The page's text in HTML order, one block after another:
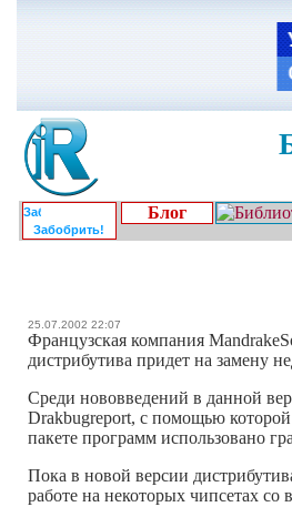
Забобрить!
Блог
25.07.2002 22:07
Французская компания
дистрибутива придет на замену
Среди нововведений в данной
Drakbugreport, с помощью которой
пакете программ использовано
Пока в новой версии
работе на некоторых чипсетах